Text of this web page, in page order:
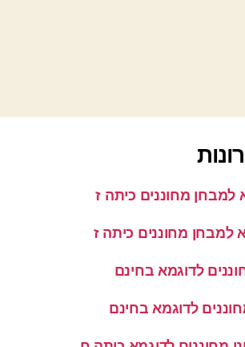
למבחן מחוננים כיתה ז
למבחן מחוננים כיתה ז
לדוגמא בחינם
לדוגמא בחינם